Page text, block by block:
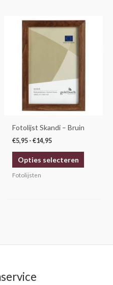
Fotolijst Skandi – Bruin
€5,95 - €14,95
Prijsklasse:
€5,95
€14,95
Opties selecteren
Dit
kan
op
Fotolijsten